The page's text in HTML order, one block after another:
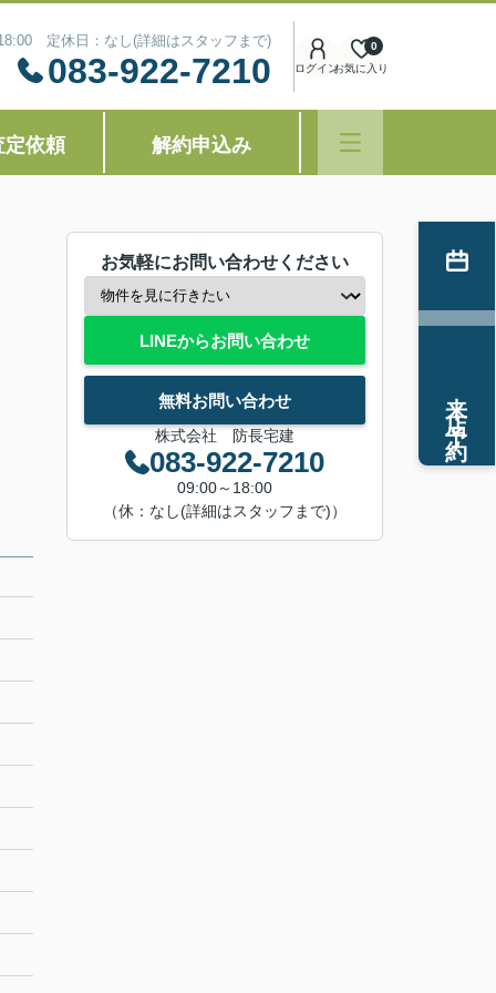
定休日：なし(詳細はスタッフまで)
083-922-7210 ログインお気に入り
0
定依頼 解約申込み
お気軽にお問い合わせください
LINEからお問い合わせ
無料お問い合わせ
株式会社 防長宅建
083-922-7210
09:00～18:00
（休：なし(詳細はスタッフまで)）
来店予約